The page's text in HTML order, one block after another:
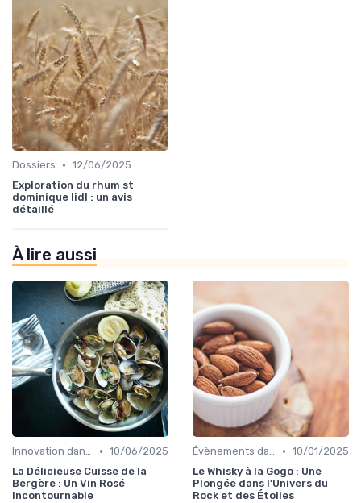
Dossiers • 12/06/2025
Exploration du rhum st
dominique lidl : un avis
détaillé
À lire aussi
Innovation dans la food • 10/06/2025
La Délicieuse Cuisse de la
Bergère : Un Vin Rosé
Incontournable
Évènements dans la food • 10/01/2025
Le Whisky à la Gogo : Une
Plongée dans l'Univers du
Rock et des Étoiles